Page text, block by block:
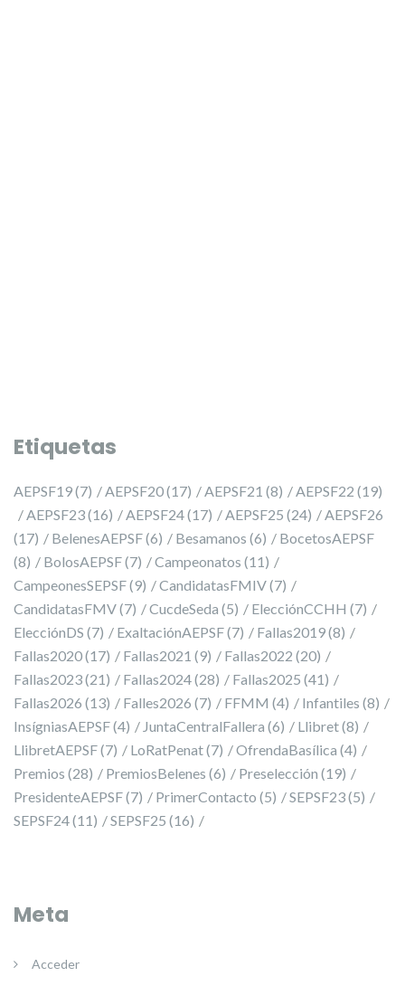
Etiquetas
AEPSF19(7) AEPSF20(17) AEPSF21 (8) AEPSF22 (19)
AEPSF23(16) AEPSF24(17) AEPSF25 (24)
AEPSF26
(17)
BelenesAEPSF(6) Besamanos (6)
BocetosAEPSF
(8)
BolosAEPSF(7) Campeonatos (11)
CampeonesSEPSF(9) CandidatasFMIV(7)
CandidatasFMV(7) CucdeSeda (5) ElecciónCCHH (7)
ElecciónDS (7) ExaltaciónAEPSF(7) Fallas2019(8)
Fallas2020(17) Fallas2021 (9) Fallas2022 (20)
Fallas2023(21) Fallas2024(28) Fallas2025 (41)
Fallas2026 (13) Falles2026 (7) FFMM (4) Infantiles (8)
InsígniasAEPSF(4) JuntaCentralFallera (6) Llibret(8)
LlibretAEPSF(7) LoRatPenat(7) OfrendaBasílica (4)
Premios (28) PremiosBelenes (6) Preselección (19)
PresidenteAEPSF(7) PrimerContacto (5) SEPSF23(5)
SEPSF24(11) SEPSF25 (16)
Meta
Acceder